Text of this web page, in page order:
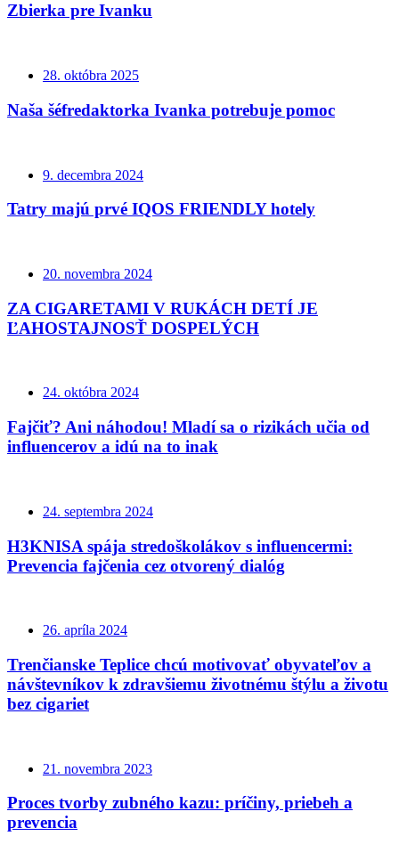
Zbierka pre Ivanku
28. októbra 2025
Naša šéfredaktorka Ivanka potrebuje pomoc
9. decembra 2024
Tatry majú prvé IQOS FRIENDLY hotely
20. novembra 2024
ZA CIGARETAMI V RUKÁCH DETÍ JE
ĽAHOSTAJNOSŤ DOSPELÝCH
24. októbra 2024
Fajčiť? Ani náhodou! Mladí sa o rizikách učia od
influencerov a idú na to inak
24. septembra 2024
H3KNISA spája stredoškolákov s influencermi:
Prevencia fajčenia cez otvorený dialóg
26. apríla 2024
Trenčianske Teplice chcú motivovať obyvateľov a
návštevníkov k zdravšiemu životnému štýlu a životu
bez cigariet
21. novembra 2023
Proces tvorby zubného kazu: príčiny, priebeh a
prevencia